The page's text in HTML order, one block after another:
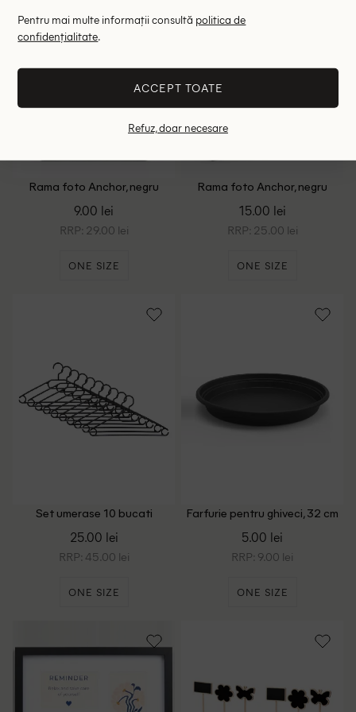
Rama foto Anchor, negru
9.00 lei
RRP: 29.00 lei
ONE SIZE
Rama foto Anchor, negru
15.00 lei
RRP: 25.00 lei
ONE SIZE
Set umerase 10 bucati
25.00 lei
RRP: 45.00 lei
ONE SIZE
Farfurie pentru ghiveci, 32 cm
5.00 lei
RRP: 9.00 lei
ONE SIZE
Pentru mai multe informații consultă politica de
confidențialitate.
ACCEPT TOATE
Refuz, doar necesare